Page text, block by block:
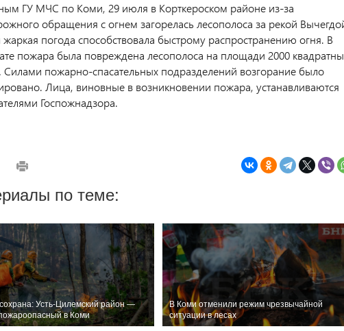
ГУ МЧС по Коми, 29 июля в Корткероском районе из-за
обращения с огнем загорелась лесополоса за рекой
жаркая погода способствовала быстрому распространению огня. В
пожара была повреждена лесополоса на площади 2000
Силами пожарно-спасательных подразделений возгорание было
Лица, виновные в возникновении пожара, устанавливаются
Госпожнадзора.
по теме:
Усть-Цилемский район —
в Коми
В Коми отменили режим чрезвычайной
ситуации в лесах